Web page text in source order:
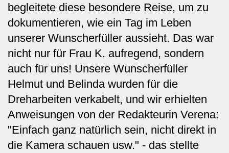
begleitete diese besondere Reise, um zu
dokumentieren, wie ein Tag im Leben
unserer Wunscherfüller aussieht. Das war
nicht nur für Frau K. aufregend, sondern
auch für uns! Unsere Wunscherfüller
Helmut und Belinda wurden für die
Dreharbeiten verkabelt, und wir erhielten
Anweisungen von der Redakteurin Verena:
"Einfach ganz natürlich sein, nicht direkt in
die Kamera schauen usw." - das stellte